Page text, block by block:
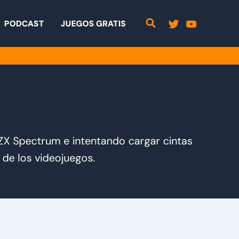
PODCAST JUEGOS GRATIS
Spectrum e intentando cargar cintas
los videojuegos.